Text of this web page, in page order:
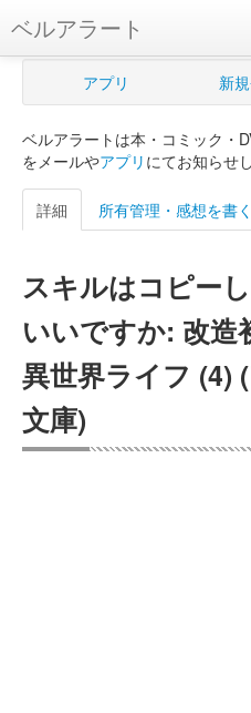
ベルアラート
ベルアラートとは
新規登録
ログイン
購入管理
Myシェルフ
プレミアム
アプリ 新
ベルアラートは本・コミック・
をメールやアプリ にてお知らせ
詳細 所有管理・感想を書く
スキルはコピー
いいですか: 改造
異世界ライフ (4)
文庫)